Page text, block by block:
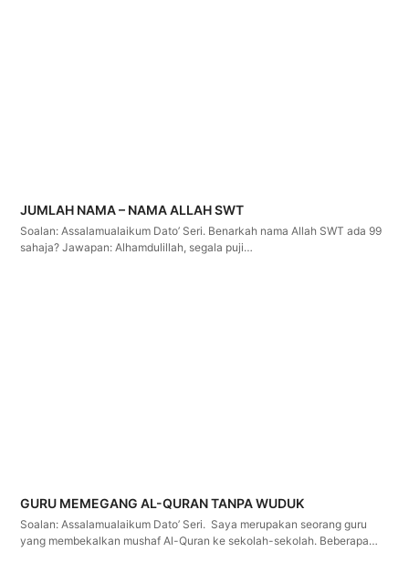
JUMLAH NAMA – NAMA ALLAH SWT
Soalan: Assalamualaikum Dato’ Seri. Benarkah nama Allah SWT ada 99
sahaja? Jawapan: Alhamdulillah, segala puji…
GURU MEMEGANG AL-QURAN TANPA WUDUK
Soalan: Assalamualaikum Dato’ Seri. Saya merupakan seorang guru
yang membekalkan mushaf Al-Quran ke sekolah-sekolah. Beberapa…